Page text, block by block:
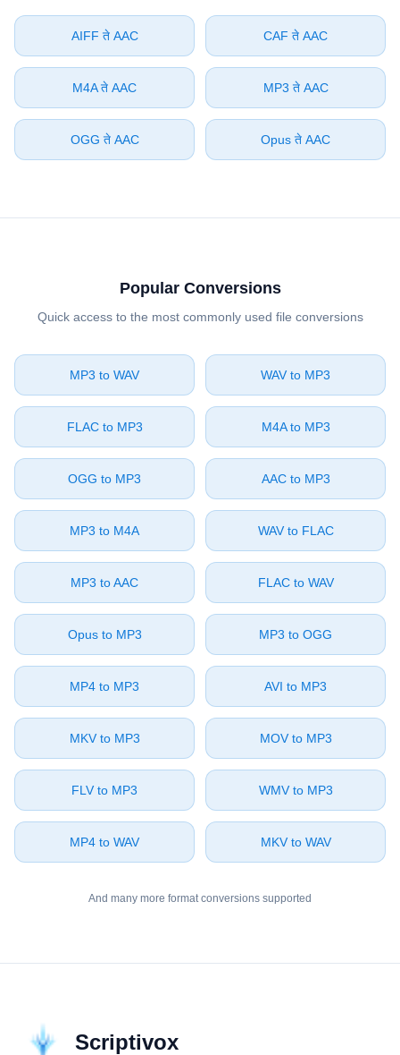
⁦AIFF⁩ ते ⁦AAC⁩ ⁦CAF⁩ ते ⁦AAC⁩
⁦M4A⁩ ते ⁦AAC⁩ ⁦MP3⁩ ते ⁦AAC⁩
⁦OGG⁩ ते ⁦AAC⁩ ⁦Opus⁩ ते ⁦AAC⁩
Popular Conversions
Quick access to the most commonly used file conversions
⁦MP3⁩ to ⁦WAV⁩ ⁦WAV⁩ to ⁦MP3⁩
⁦FLAC⁩ to ⁦MP3⁩ ⁦M4A⁩ to ⁦MP3⁩
⁦OGG⁩ to ⁦MP3⁩ ⁦AAC⁩ to ⁦MP3⁩
⁦MP3⁩ to ⁦M4A⁩ ⁦WAV⁩ to ⁦FLAC⁩
⁦MP3⁩ to ⁦AAC⁩ ⁦FLAC⁩ to ⁦WAV⁩
⁦Opus⁩ to ⁦MP3⁩ ⁦MP3⁩ to ⁦OGG⁩
⁦MP4⁩ to ⁦MP3⁩ ⁦AVI⁩ to ⁦MP3⁩
⁦MKV⁩ to ⁦MP3⁩ ⁦MOV⁩ to ⁦MP3⁩
⁦FLV⁩ to ⁦MP3⁩ ⁦WMV⁩ to ⁦MP3⁩
⁦MP4⁩ to ⁦WAV⁩ ⁦MKV⁩ to ⁦WAV⁩
And many more format conversions supported
Scriptivox